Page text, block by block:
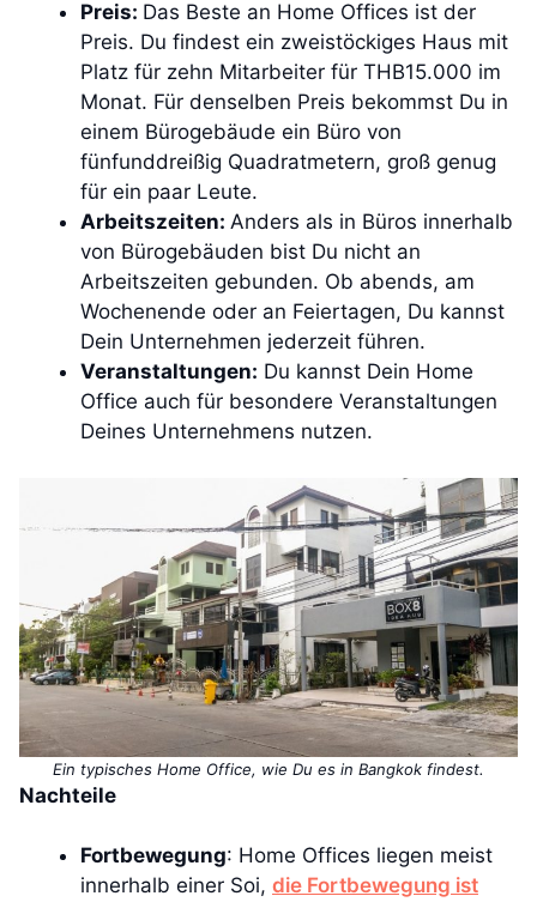
Preis: Das Beste an Home Offices ist der
Preis. Du findest ein zweistöckiges Haus mit
Platz für zehn Mitarbeiter für THB15.000 im
Monat. Für denselben Preis bekommst Du in
einem Bürogebäude ein Büro von
fünfunddreißig Quadratmetern, groß genug
für ein paar Leute.
Arbeitszeiten: Anders als in Büros innerhalb
von Bürogebäuden bist Du nicht an
Arbeitszeiten gebunden. Ob abends, am
Wochenende oder an Feiertagen, Du kannst
Dein Unternehmen jederzeit führen.
Veranstaltungen: Du kannst Dein Home
Office auch für besondere Veranstaltungen
Deines Unternehmens nutzen.
Ein typisches Home Office, wie Du es in Bangkok findest.
Nachteile
Fortbewegung: Home Offices liegen meist
innerhalb einer Soi, die Fortbewegung ist